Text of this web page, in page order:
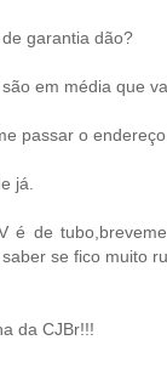
garantia dão?
em média que
passar o
já.
é de
se fico muito
da CJBr!!!